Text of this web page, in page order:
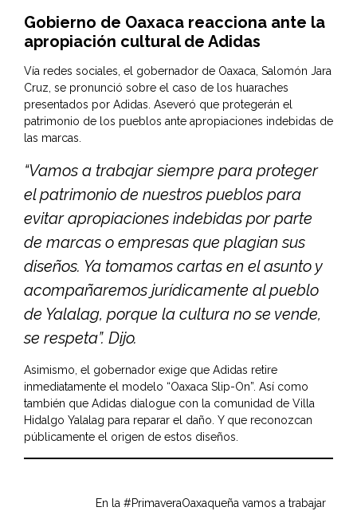
Gobierno de Oaxaca reacciona ante la
apropiación cultural de Adidas
Vía redes sociales, el gobernador de Oaxaca, Salomón Jara
Cruz, se pronunció sobre el caso de los huaraches
presentados por Adidas. Aseveró que protegerán el
patrimonio de los pueblos ante apropiaciones indebidas de
las marcas.
“Vamos a trabajar siempre para proteger
el patrimonio de nuestros pueblos para
evitar apropiaciones indebidas por parte
de marcas o empresas que plagian sus
diseños. Ya tomamos cartas en el asunto y
acompañaremos jurídicamente al pueblo
de Yalalag, porque la cultura no se vende,
se respeta”. Dijo.
Asimismo, el gobernador exige que Adidas retire
inmediatamente el modelo “Oaxaca Slip-On”. Así como
también que Adidas dialogue con la comunidad de Villa
Hidalgo Yalalag para reparar el daño. Y que reconozcan
públicamente el origen de estos diseños.
En la #PrimaveraOaxaqueña vamos a trabajar